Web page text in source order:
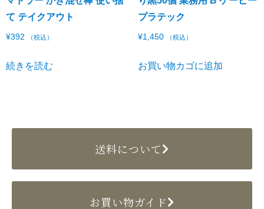
て テイクアウト
¥392 （税込）
続きを読む
プラテック
¥1,450 （税込）
お買い物カゴに追加
送料について
お買い物ガイド